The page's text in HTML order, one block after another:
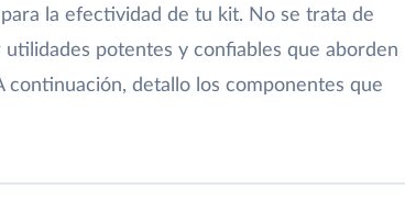
la efectividad de tu kit. No se trata de
utilidades potentes y confiables que aborden
continuación, detallo los componentes que